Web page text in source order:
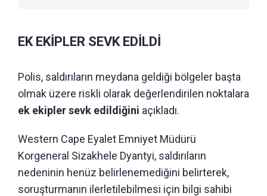
EK EKİPLER SEVK EDİLDİ
Polis, saldırıların meydana geldiği bölgeler başta
olmak üzere riskli olarak değerlendirilen noktalara
ek ekipler sevk edildiğini açıkladı.
Western Cape Eyalet Emniyet Müdürü
Korgeneral Sizakhele Dyantyi, saldırıların
nedeninin henüz belirlenemediğini belirterek,
soruşturmanın ilerletilebilmesi için bilgi sahibi